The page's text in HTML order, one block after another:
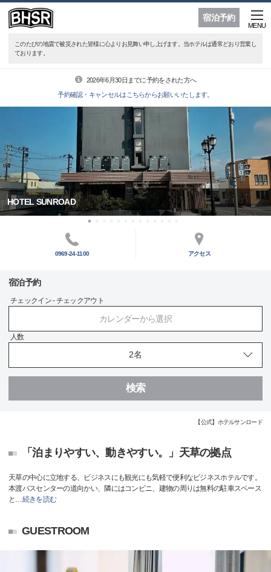
宿泊予約
MENU
このたびの地震で被災された皆様に心よりお見舞い申し上げます。当ホテルは通常どおり営業し
ております。
2026年6月30日までに予約をされた方へ
予約確認・キャンセルはこちらからお願いいたします。
HOTEL SUNROAD
0969-24-1100 アクセス
宿泊予約
チェックイン - チェックアウト
カレンダーから選択
人数
検索
【公式】ホテルサンロード
「泊まりやすい、動きやすい。」天草の拠点
天草の中心に立地する、ビジネスにも観光にも気軽で便利なビジネスホテルです。
本渡バスセンターの道向かい、隣にはコンビニ、建物の周りは無料の駐車スペース
と …続きを読む
GUESTROOM